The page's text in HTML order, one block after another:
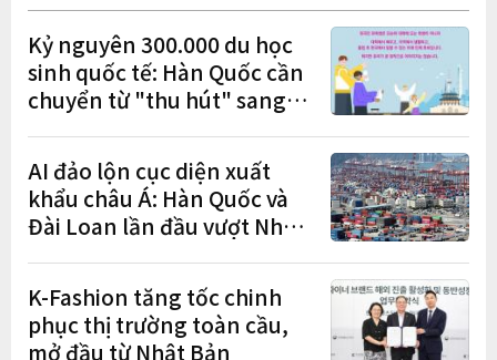
Kỷ nguyên 300.000 du học
sinh quốc tế: Hàn Quốc cần
chuyển từ "thu hút" sang
cư"
AI đảo lộn cục diện xuất
khẩu châu Á: Hàn Quốc và
Đài Loan lần đầu vượt Nhật
K-Fashion tăng tốc chinh
phục thị trường toàn cầu,
mở đầu từ Nhật Bản